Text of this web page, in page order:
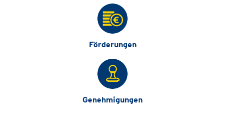
Förderungen
Genehmigungen